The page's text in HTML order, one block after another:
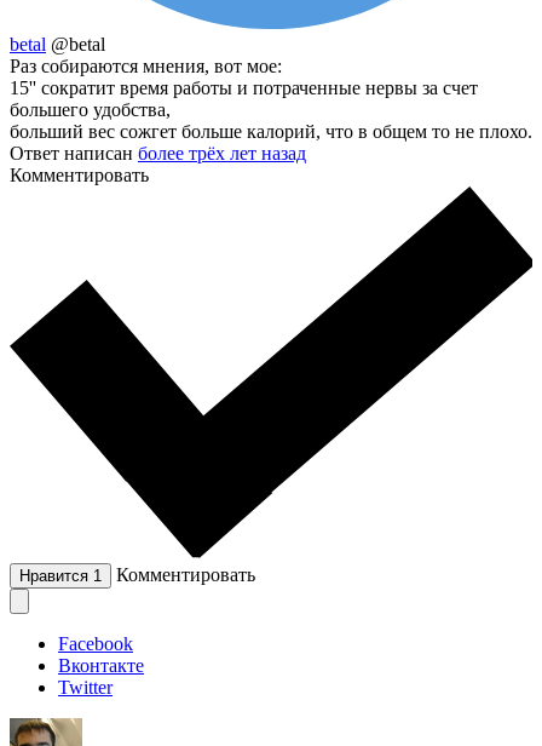
betal @betal
Раз собираются мнения, вот мое:
15'' сократит время работы и потраченные нервы за счет
большего удобства,
больший вес сожгет больше калорий, что в общем то не плохо.
Ответ написан более трёх лет назад
Комментировать
Нравится 1 Комментировать
Facebook
Вконтакте
Twitter